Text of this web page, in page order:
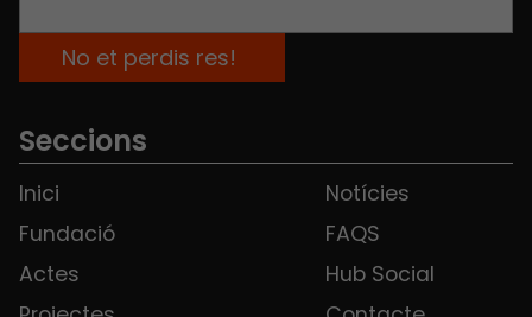
Seccions
Inici
Fundació
Actes
Notícies
FAQS
Hub Social